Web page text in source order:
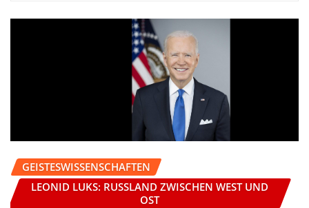
GEISTESWISSENSCHAFTEN
LEONID LUKS: RUSSLAND ZWISCHEN WEST UND
OST